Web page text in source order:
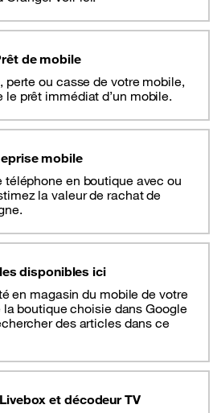
de mobile
perte ou casse de votre mobile,
le prêt immédiat d’un mobile.
mobile
téléphone en boutique avec ou
la valeur de rachat de
disponibles ici
en magasin du mobile de votre
boutique choisie dans Google
des articles dans ce
et décodeur TV